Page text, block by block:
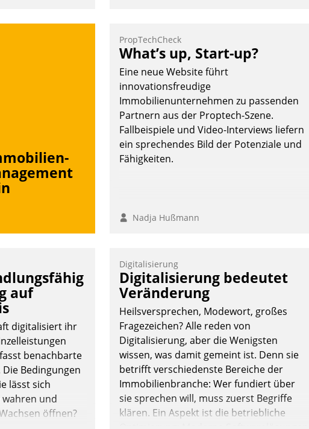
in
und -
PropTechCheck
What’s up, Start-up?
Eine neue Website führt
innovationsfreudige
Immobilienunternehmen zu passenden
Partnern aus der Proptech-Szene.
Fallbeispiele und Video-Interviews liefern
ein sprechendes Bild der Potenziale und
Fähigkeiten.
Nadja Hußmann
auf
digitalisiert ihr
benachbarte
Bedingungen
lässt sich
und
öffnen?
Digitalisierung
Digitalisierung bedeutet
Veränderung
Heilsversprechen, Modewort, großes
Fragezeichen? Alle reden von
Digitalisierung, aber die Wenigsten
wissen, was damit gemeint ist. Denn sie
betrifft verschiedenste Bereiche der
Immobilienbranche: Wer fundiert über
sie sprechen will, muss zuerst Begriffe
klären. Ein Aspekt ist die betriebliche